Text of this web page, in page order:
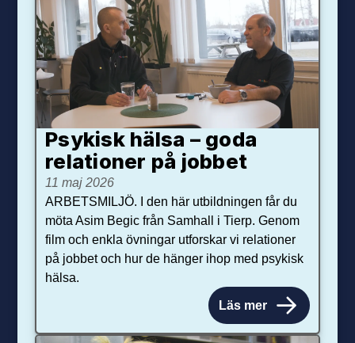
Psykisk hälsa – goda
relationer på jobbet
11 maj 2026
ARBETSMILJÖ. I den här utbildningen får du
möta Asim Begic från Samhall i Tierp. Genom
film och enkla övningar utforskar vi relationer
på jobbet och hur de hänger ihop med psykisk
hälsa.
Läs mer